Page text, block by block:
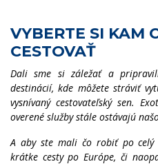
VYBERTE SI KAM
CESTOVAŤ
Dali sme si záležať a
destinácií, kde môžete stráviť
vysnívaný cestovateľský sen.
overené služby stále ostávajú
A aby ste mali čo robiť po celý
krátke cesty po Európe, či